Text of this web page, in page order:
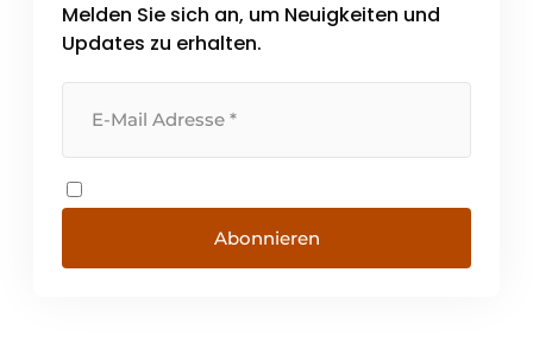
Melden Sie sich an, um Neuigkeiten und
Updates zu erhalten.
Abonnieren